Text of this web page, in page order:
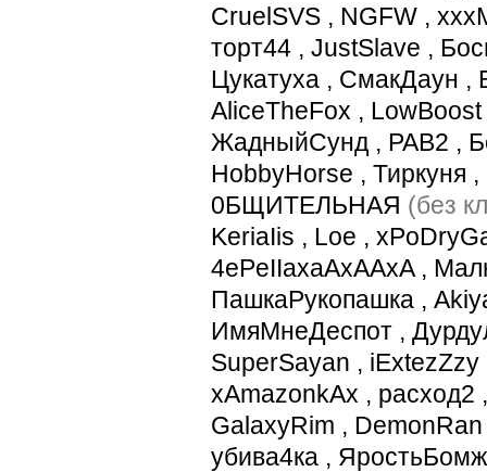
CruelSVS , NGFW ,
торт44 , JustSlave ,
Цукатуха , СмакДаун ,
AliceTheFox , LowBoost
ЖадныйСунд , PAB2 ,
HobbyHorse , Тиркуня ,
0БЩИТЕЛЬНАЯ (без
KeriaIis , Loe ,
4ePeIIaxaAxAAxA,
ПашкаРукопашка ,
ИмяМнеДеспот ,
SuperSayan , iExtezZzy
xAmazonkAx , расход2
GalaxyRim , DemonRan
убива4ка ,